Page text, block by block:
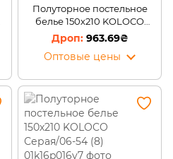
Полуторное постельное
белье 150х210 KOLOCO
Бело-серая/06-54 (10)
963.69₴
Оптовые цены